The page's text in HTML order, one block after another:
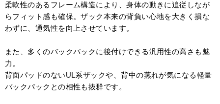
柔軟性のあるフレーム構造により、身体の動きに追従しなが
らフィット感も確保。ザック本来の背負い心地を大きく損な
わずに、通気性を向上させています。
また、多くのバックパックに後付けできる汎用性の高さも魅
力。
背面パッドのないUL系ザックや、背中の蒸れが気になる軽量
バックパックとの相性も抜群です。